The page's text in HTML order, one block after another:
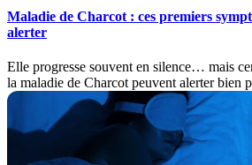
Maladie de Charcot : ces premiers
alerter
Elle progresse souvent en silence… mais
la maladie de Charcot peuvent alerter bien